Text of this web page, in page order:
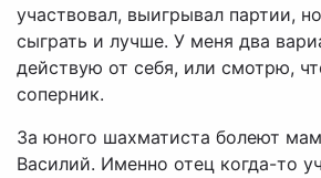
участвовал, выигрывал партии,
сыграть и лучше. У меня два
действую от себя, или смотрю,
соперник.
За юного шахматиста болеют
Василий. Именно отец когда-то